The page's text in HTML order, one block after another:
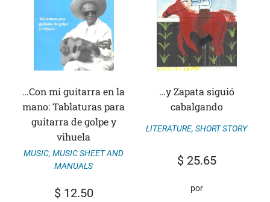
…Con mi guitarra en la
mano: Tablaturas para
guitarra de golpe y
vihuela
MUSIC, MUSIC SHEET AND
MANUALS
$12.50
…y Zapata siguió
cabalgando
LITERATURE, SHORT STORY
$25.65
por